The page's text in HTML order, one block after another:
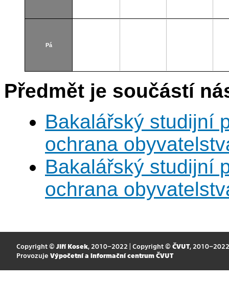
Pá
Předmět je součástí
Bakalářský studijní
ochrana
Bakalářský studijní
ochrana
Copyright © Jiří Kosek, 2010–2022 | Copyright © ČVUT, 2010–2022
Provozuje Výpočetní a informační centrum ČVUT